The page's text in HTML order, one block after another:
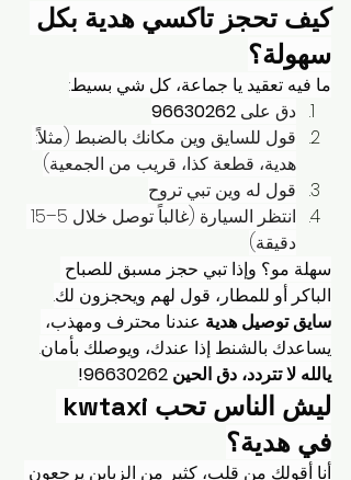
كيف تحجز تاكسي هدية بكل
سهولة؟
ما فيه تعقيد يا جماعة، كل شي بسيط:
دق على 96630262
قول للسايق وين مكانك بالضبط (مثلاً:
هدية، قطعة كذا، قريب من الجمعية)
قول له وين تبي تروح
دقيقة)
سهلة مو؟ وإذا تبي حجز مسبق للصباح
الباكر أو للمطار، قول لهم ويحجزون لك.
سايق توصيل هدية عندنا محترف ومهذب،
يساعدك بالشنط إذا عندك، ويوصلك بأمان.
يالله لا تتردد، دق الحين 96630262!
في هدية؟
أنا أقولك من قلب، كثير من الزباين يرجعون